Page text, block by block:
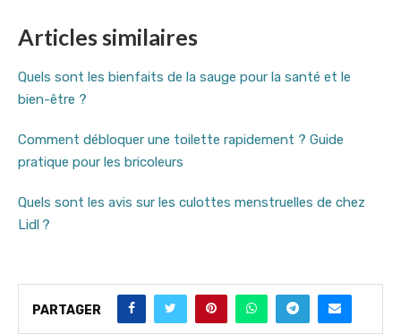
Articles similaires
Quels sont les bienfaits de la sauge pour la santé et le
bien-être ?
Comment débloquer une toilette rapidement ? Guide
pratique pour les bricoleurs
Quels sont les avis sur les culottes menstruelles de chez
Lidl ?
PARTAGER